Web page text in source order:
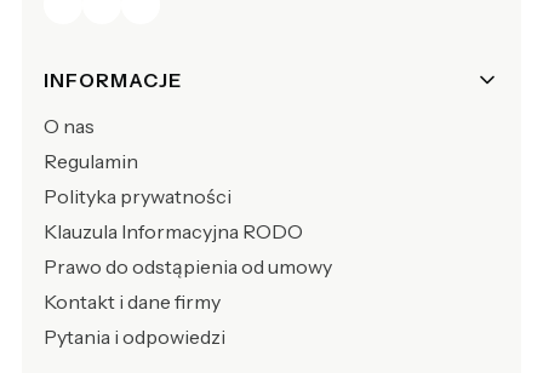
Linki w stopce
INFORMACJE
O nas
Regulamin
Polityka prywatności
Klauzula Informacyjna RODO
Prawo do odstąpienia od umowy
Kontakt i dane firmy
Pytania i odpowiedzi